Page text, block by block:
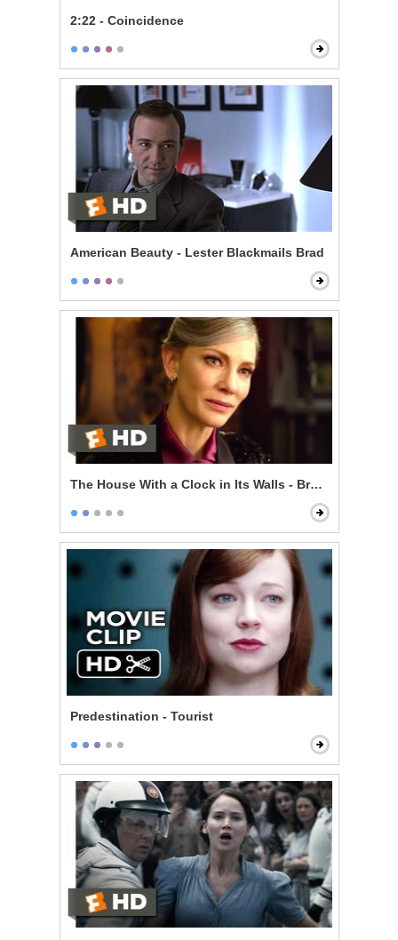
2:22 - Coincidence
American Beauty - Lester Blackmails Brad
The House With a Clock in Its Walls - Broken Magic
Predestination - Tourist